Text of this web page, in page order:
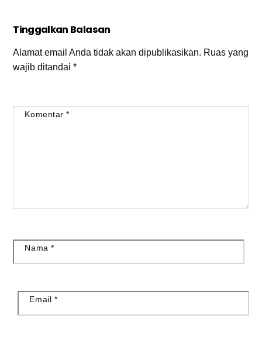
Tinggalkan Balasan
Alamat email Anda tidak akan dipublikasikan. Ruas yang
wajib ditandai*
Komentar*
Nama*
Email *